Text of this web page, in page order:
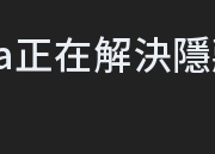
在解決